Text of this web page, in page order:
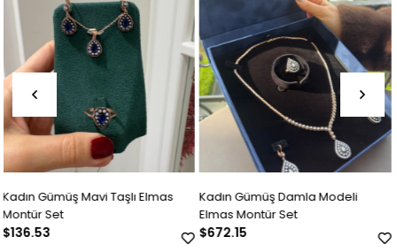
Kadın Gümüş Damla Modeli
Elmas Montür Set
$672.15
Kadın Gümüş Çiçek Motifli
Montür Set
$172.24